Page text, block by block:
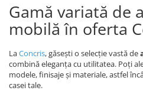
Gamă variată de
mobilă în oferta
LaConcris, găsești o selecție vastă de
combină eleganța cu utilitatea. Poți
modele, finisaje și materiale, astfel
casei tale.